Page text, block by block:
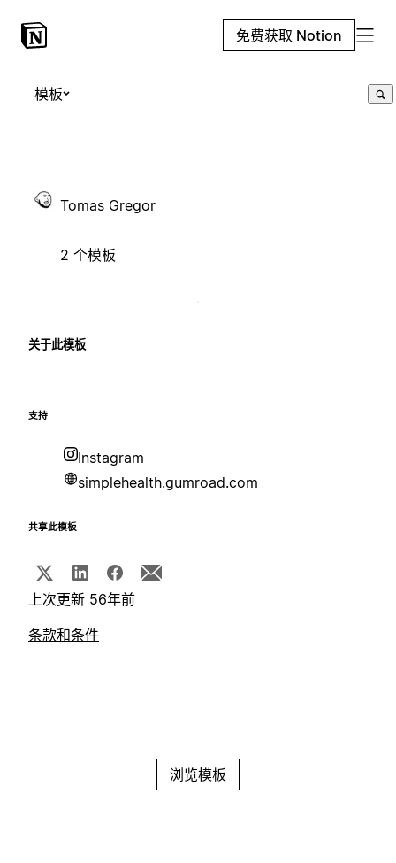
免费获取 Notion
模板
Tomas Gregor
2 个模板
关于此模板
支持
Instagram
simplehealth.gumroad.com
共享此模板
上次更新 56年前
条款和条件
浏览模板